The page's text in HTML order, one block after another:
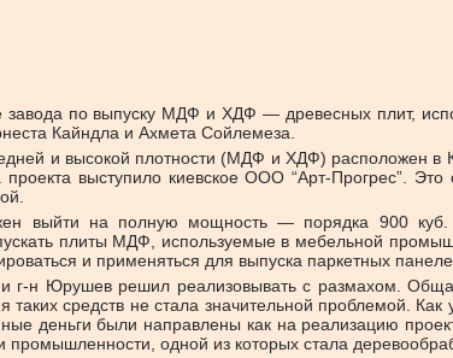
по выпуску МДФ и ХДФ — древесных плит,
Кайндла и Ахмета Сойлемеза.
и высокой плотности (МДФ и ХДФ) расположен в
выступило киевское ООО “Арт-Прогрес”. Это
выйти на полную мощность — порядка 900 куб.
плиты МДФ, используемые в мебельной
и применяться для выпуска паркетных
н Юрушев решил реализовывать с размахом.
средств не стала значительной проблемой.
деньги были направлены как на реализацию
одной из которых стала